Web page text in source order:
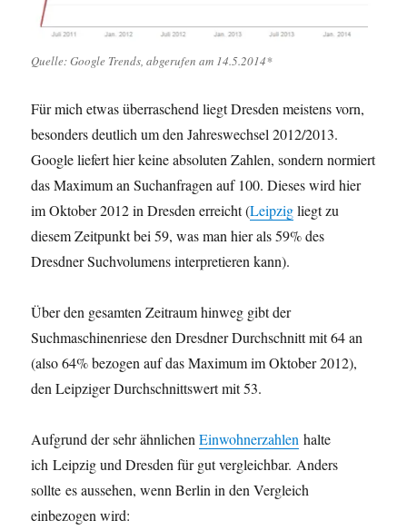
Quelle: Google Trends, abgerufen am 14.5.2014*
Für mich etwas überraschend liegt Dresden meistens vorn,
besonders deutlich um den Jahreswechsel 2012/2013.
Google liefert hier keine absoluten Zahlen, sondern normiert
das Maximum an Suchanfragen auf 100. Dieses wird hier
im Oktober 2012 in Dresden erreicht (Leipzigliegt zu
diesem Zeitpunkt bei 59, was man hier als 59% des
Dresdner Suchvolumens interpretieren kann).
Über den gesamten Zeitraum hinweg gibt der
Suchmaschinenriese den Dresdner Durchschnitt mit 64 an
(also 64% bezogen auf das Maximum im Oktober 2012),
den Leipziger Durchschnittswert mit 53.
Aufgrund der sehr ähnlichenEinwohnerzahlen halte
ich Leipzig und Dresden für gut vergleichbar. Anders
sollte es aussehen, wenn Berlin in den Vergleich
einbezogen wird: